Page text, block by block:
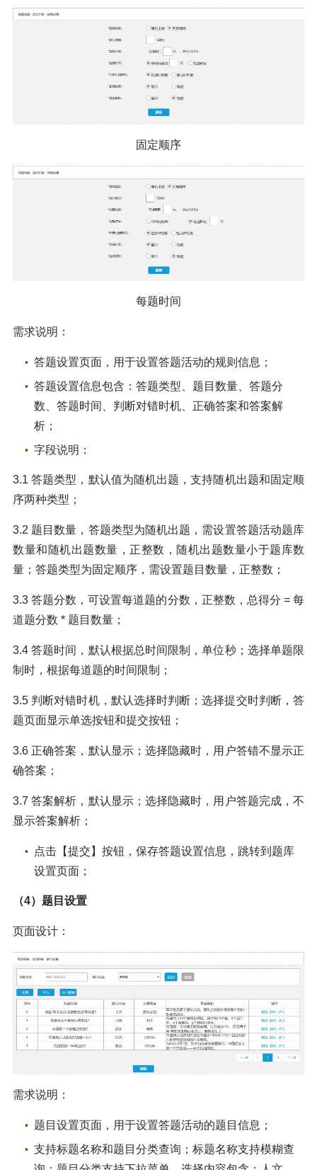
固定顺序
每题时间
需求说明：
答题设置页面，用于设置答题活动的规则信息；
答题设置信息包含：答题类型、题目数量、答题分
数、答题时间、判断对错时机、正确答案和答案解
析；
字段说明：
3.1 答题类型，默认值为随机出题，支持随机出题和固定顺
序两种类型；
3.2 题目数量，答题类型为随机出题，需设置答题活动题库
数量和随机出题数量，正整数，随机出题数量小于题库数
量；答题类型为固定顺序，需设置题目数量，正整数；
3.3 答题分数，可设置每道题的分数，正整数，总得分 = 每
道题分数 * 题目数量；
3.4 答题时间，默认根据总时间限制，单位秒；选择单题限
制时，根据每道题的时间限制；
3.5 判断对错时机，默认选择时判断；选择提交时判断，答
题页面显示单选按钮和提交按钮；
3.6 正确答案，默认显示；选择隐藏时，用户答错不显示正
确答案；
3.7 答案解析，默认显示；选择隐藏时，用户答题完成，不
显示答案解析；
点击【提交】按钮，保存答题设置信息，跳转到题库
设置页面；
（4）题目设置
页面设计：
需求说明：
题目设置页面，用于设置答题活动的题目信息；
支持标题名称和题目分类查询；标题名称支持模糊查